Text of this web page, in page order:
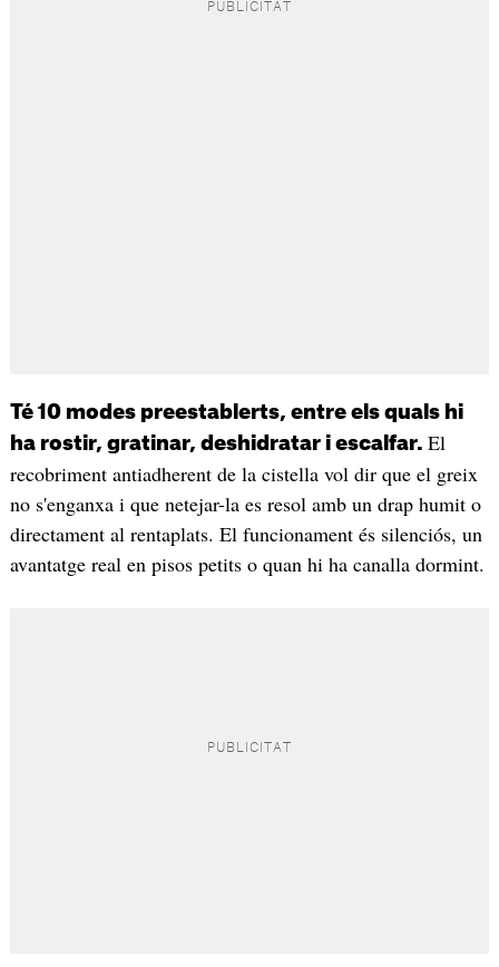
Té 10 modes preestablerts, entre els quals hi
ha rostir, gratinar, deshidratar i escalfar. El
recobriment antiadherent de la cistella vol dir que el greix
no s'enganxa i que netejar-la es resol amb un drap humit o
directament al rentaplats. El funcionament és silenciós, un
avantatge real en pisos petits o quan hi ha canalla dormint.